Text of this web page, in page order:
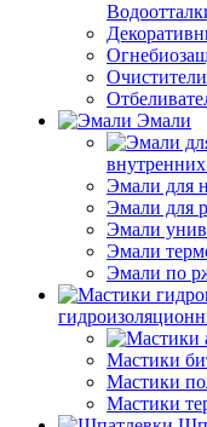
Эмали
Эмали для
Эмали для
Эмали
Эмали
Эмали по
Мастики
Мастики
Мастики